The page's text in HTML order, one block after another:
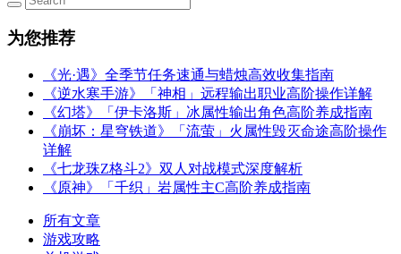
为您推荐
《光·遇》全季节任务速通与蜡烛高效收集指南
《逆水寒手游》「神相」远程输出职业高阶操作详解
《幻塔》「伊卡洛斯」冰属性输出角色高阶养成指南
《崩坏：星穹铁道》「流萤」火属性毁灭命途高阶操作
详解
《七龙珠Z格斗2》双人对战模式深度解析
《原神》「千织」岩属性主C高阶养成指南
所有文章
游戏攻略